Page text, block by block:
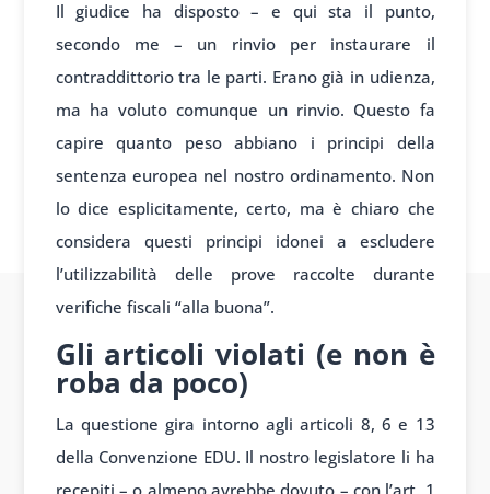
Il giudice ha disposto – e qui sta il punto,
secondo me – un rinvio per instaurare il
contraddittorio tra le parti. Erano già in udienza,
ma ha voluto comunque un rinvio. Questo fa
capire quanto peso abbiano i principi della
sentenza europea nel nostro ordinamento. Non
lo dice esplicitamente, certo, ma è chiaro che
considera questi principi idonei a escludere
l’utilizzabilità delle prove raccolte durante
verifiche fiscali “alla buona”.
Gli articoli violati (e non è
roba da poco)
La questione gira intorno agli articoli 8, 6 e 13
della Convenzione EDU. Il nostro legislatore li ha